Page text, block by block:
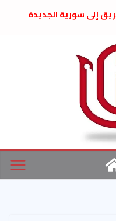
إلى سورية الجديدة
الاشتراكي العربي
المركزية نيسان
على نظام الملالي
الشعب الديمقراطي